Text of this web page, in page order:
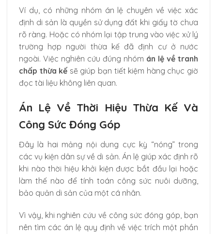
Ví dụ, có những nhóm án lệ chuyên về việc xác
định di sản là quyền sử dụng đất khi giấy tờ chưa
rõ ràng. Hoặc có nhóm lại tập trung vào việc xử lý
trường hợp người thừa kế đã định cư ở nước
ngoài. Việc nghiên cứu đúng nhóm án lệ về tranh
chấp thừa kế sẽ giúp bạn tiết kiệm hàng chục giờ
đọc tài liệu không liên quan.
Án Lệ Về Thời Hiệu Thừa Kế Và
Công Sức Đóng Góp
Đây là hai mảng nội dung cực kỳ “nóng” trong
các vụ kiện dân sự về di sản. Án lệ giúp xác định rõ
khi nào thời hiệu khởi kiện được bắt đầu lại hoặc
làm thế nào để tính toán công sức nuôi dưỡng,
bảo quản di sản của một cá nhân.
Vì vậy, khi nghiên cứu về công sức đóng góp, bạn
nên tìm các án lệ quy định về việc trích một phần